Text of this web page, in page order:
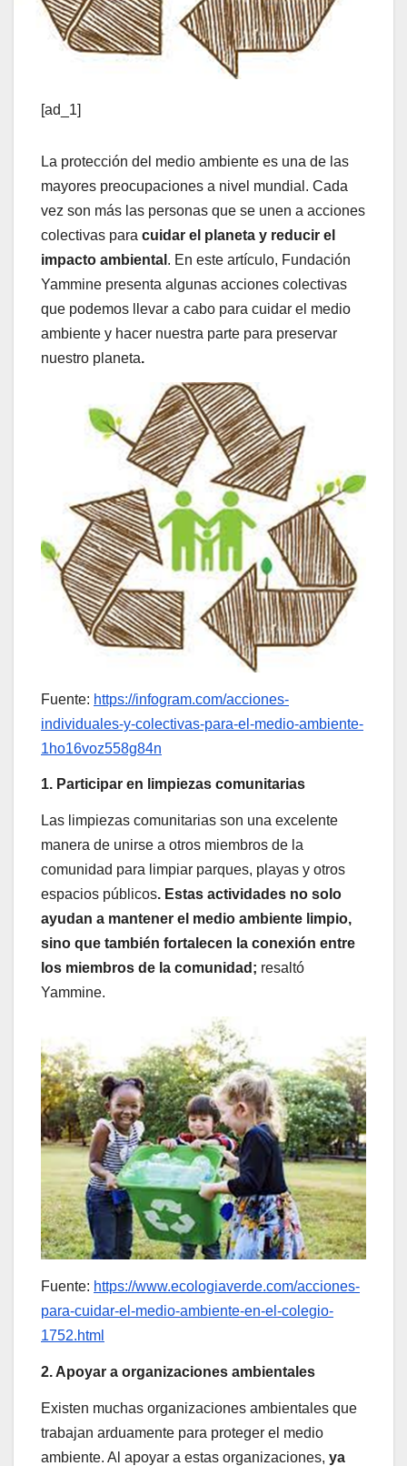
[ad_1]
La protección del medio ambiente es una de las
mayores preocupaciones a nivel mundial. Cada
vez son más las personas que se unen a acciones
colectivas para cuidar el planeta y reducir el
impacto ambiental . En este artículo, Fundación
Yammine presenta algunas acciones colectivas
que podemos llevar a cabo para cuidar el medio
ambiente y hacer nuestra parte para preservar
nuestro planeta.
Fuente: https://infogram.com/acciones-
individuales-y-colectivas-para-el-medio-ambiente-
1ho16voz558g84n
1. Participar en limpiezas comunitarias
Las limpiezas comunitarias son una excelente
manera de unirse a otros miembros de la
comunidad para limpiar parques, playas y otros
espacios públicos. Estas actividades no solo
ayudan a mantener el medio ambiente limpio,
sino que también fortalecen la conexión entre
los miembros de la comunidad; resaltó
Yammine.
Fuente: https://www.ecologiaverde.com/acciones-
para-cuidar-el-medio-ambiente-en-el-colegio-
1752.html
2. Apoyar a organizaciones ambientales
Existen muchas organizaciones ambientales que
trabajan arduamente para proteger el medio
ambiente. Al apoyar a estas organizaciones, ya